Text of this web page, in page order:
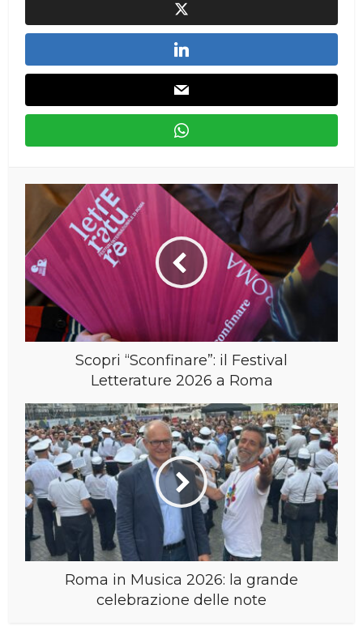
Scopri “Sconfinare”: il Festival
Letterature 2026 a Roma
Roma in Musica 2026: la grande
celebrazione delle note